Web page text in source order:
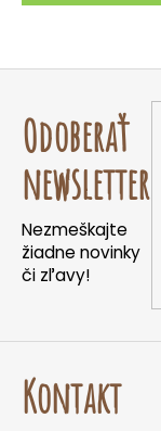
Z
Odoberať
newsletter
Nezmeškajte
žiadne novinky
či zľavy!
Kontakt